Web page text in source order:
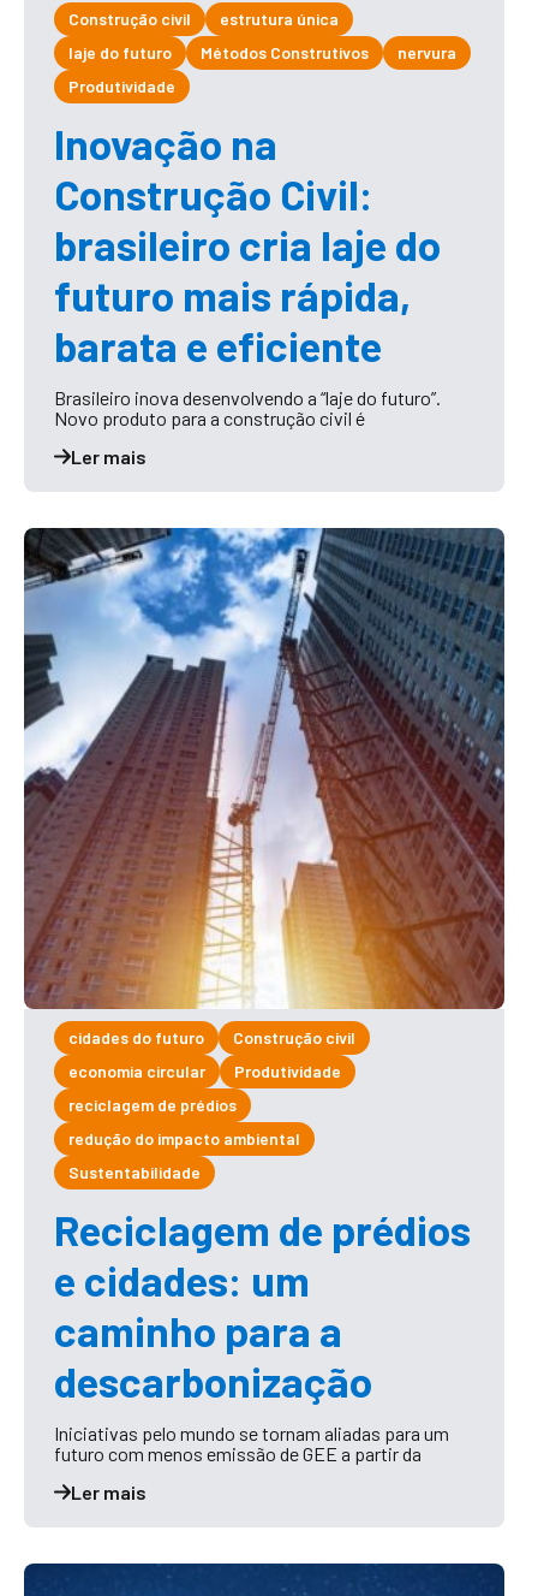
Construção civil
estrutura única
laje do futuro
Métodos Construtivos
nervura
Produtividade
Inovação na
Construção Civil:
brasileiro cria laje do
futuro mais rápida,
barata e eficiente
Brasileiro inova desenvolvendo a “laje do futuro”.
Novo produto para a construção civil é
Ler mais
cidades do futuro
Construção civil
economia circular
Produtividade
reciclagem de prédios
redução do impacto ambiental
Sustentabilidade
Reciclagem de prédios
e cidades: um
caminho para a
descarbonização
Iniciativas pelo mundo se tornam aliadas para um
futuro com menos emissão de GEE a partir da
Ler mais